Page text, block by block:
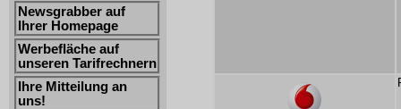
Newsgrabber auf
Ihrer Homepage
Werbefläche auf
unseren Tarifrechnern
Ihre Mitteilung an
uns!